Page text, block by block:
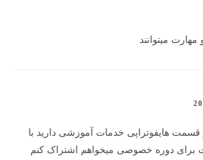
میتوانند
هایفوتراپی خدمات آموزشی دارید با
برای دوره خصوصی میخواهم اشتراک کنم